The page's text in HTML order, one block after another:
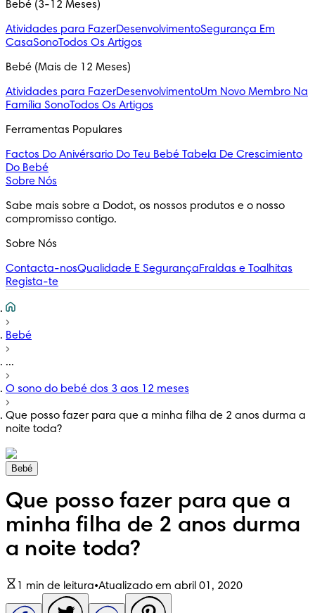
Bebé (3-12 Meses)
Atividades para FazerDesenvolvimentoSegurança Em
CasaSonoTodos Os Artigos
Bebé (Mais de 12 Meses)
Atividades para FazerDesenvolvimentoUm Novo Membro Na
Família SonoTodos Os Artigos
Ferramentas Populares
Factos Do Anivérsario Do Teu Bebé Tabela De Crescimiento
Do Bebé
Sobre Nós
Sabe mais sobre a Dodot, os nossos produtos e o nosso
compromisso contigo.
Sobre Nós
Contacta-nosQualidade E SegurançaFraldas e Toalhitas
Regista-te
Bebé
...
O sono do bebé dos 3 aos 12 meses
Que posso fazer para que a minha filha de 2 anos durma a
noite toda?
Bebé
Que posso fazer para que a
minha filha de 2 anos durma
a noite toda?
1 min de leitura•Atualizado em abril 01, 2020